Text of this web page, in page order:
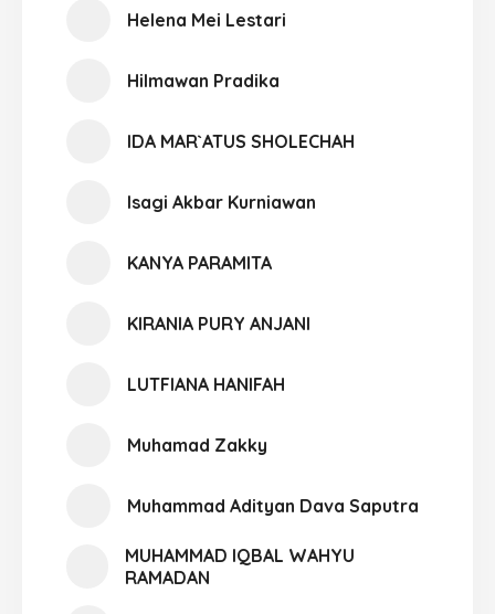
Helena Mei Lestari
Hilmawan Pradika
IDA MAR`ATUS SHOLECHAH
Isagi Akbar Kurniawan
KANYA PARAMITA
KIRANIA PURY ANJANI
LUTFIANA HANIFAH
Muhamad Zakky
Muhammad Adityan Dava Saputra
MUHAMMAD IQBAL WAHYU
RAMADAN